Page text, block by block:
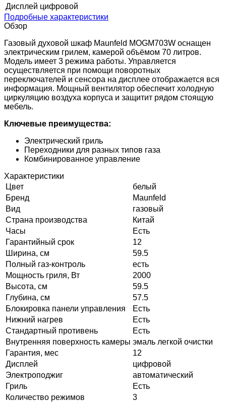
Дисплей цифровой
Подробные характеристики
Обзор
Газовый духовой шкаф Maunfeld MOGM703W оснащен
электрическим грилем, камерой объёмом 70 литров.
Модель имеет 3 режима работы. Управляется
осуществляется при помощи поворотных
переключателей и сенсора на дисплее отображается вся
информация. Мощный вентилятор обеспечит холодную
циркуляцию воздуха корпуса и защитит рядом стоящую
мебель.
Ключевые преимущества:
Электрический гриль
Переходники для разных типов газа
Комбинированное управление
Характеристики
Цвет
белый
Бренд
Maunfeld
Вид
газовый
Страна производства
Китай
Часы
Есть
Гарантийный срок
12
Ширина, см
59.5
Полный газ-контроль
есть
Мощность гриля, Вт
2000
Высота, см
59.5
Глубина, см
57.5
Блокировка панели управления
Есть
Нижний нагрев
Есть
Стандартный противень
Есть
Внутренняя поверхность камеры эмаль легкой очистки
Гарантия, мес
12
Дисплей
цифровой
Электроподжиг
автоматический
Гриль
Есть
Количество режимов
3